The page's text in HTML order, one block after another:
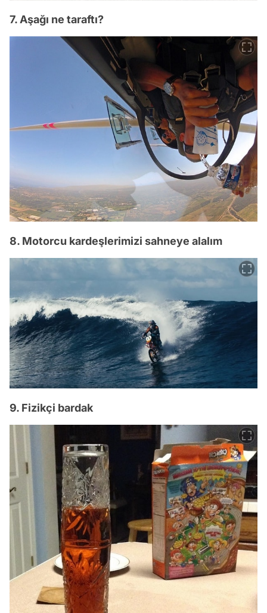
7. Aşağı ne taraftı?
8. Motorcu kardeşlerimizi sahneye alalım
9. Fizikçi bardak